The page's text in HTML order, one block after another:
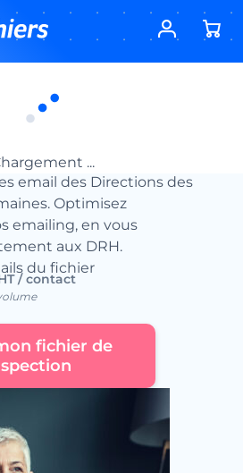
...
btob
email des Directions des
Optimisez
emailing, en vous
aux DRH.
du fichier
/ contact
fichier de